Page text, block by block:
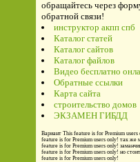
обращайтесь через
обратной связи!
инструктор акпп спб
Каталог статей
Каталог сайтов
Каталог файлов
Видео бесплатно
Обратные ссылки
Карта сайта
строительство домов
ЭКЗАМЕН ГИБДД
Вариант This feature is for Premium users
feature is for Premium users only! так же
feature is for Premium users only!
feature is for Premium users only! но
feature is for Premium users only!